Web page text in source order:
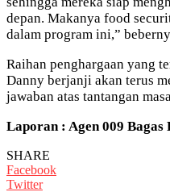
depan. Makanya food
dalam program ini,”
Raihan penghargaan yang
Danny berjanji akan terus
jawaban atas tantangan
Laporan : Agen 009
SHARE
Facebook
Twitter